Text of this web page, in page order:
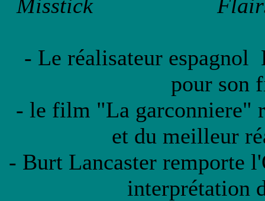
Misstick
- Le réalisateur espagnol
pour son
- le film "La garconniere"
et du meilleur
- Burt Lancaster remporte
interprétation